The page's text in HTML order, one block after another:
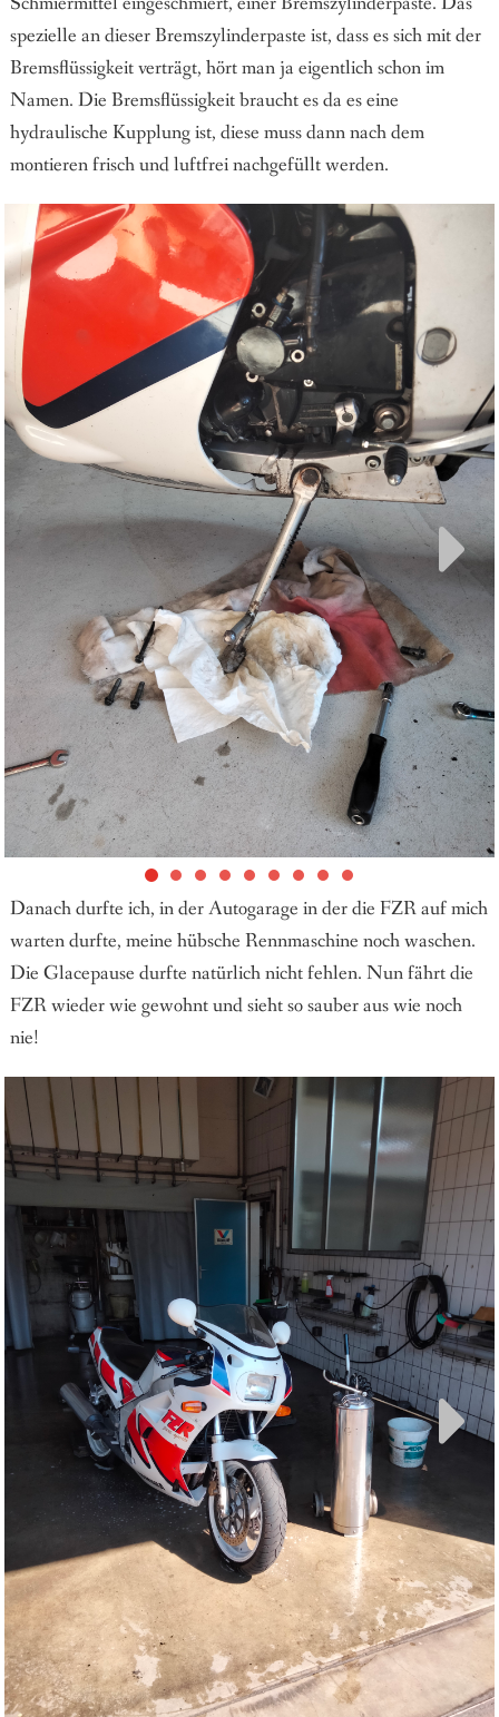
spezielle an dieser Bremszylinderpaste ist, dass es sich mit der
Bremsflüssigkeit verträgt, hört man ja eigentlich schon im
Namen. Die Bremsflüssigkeit braucht es da es eine
hydraulische Kupplung ist, diese muss dann nach dem
montieren frisch und luftfrei nachgefüllt werden.
Danach durfte ich, in der Autogarage in der die FZR auf mich
warten durfte, meine hübsche Rennmaschine noch waschen.
Die Glacepause durfte natürlich nicht fehlen. Nun fährt die
FZR wieder wie gewohnt und sieht so sauber aus wie noch
nie!